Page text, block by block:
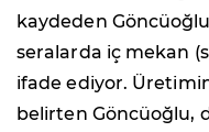
kaydeden
seralarda iç mekan
ifade ediyor.
belirten Göncüoğlu,